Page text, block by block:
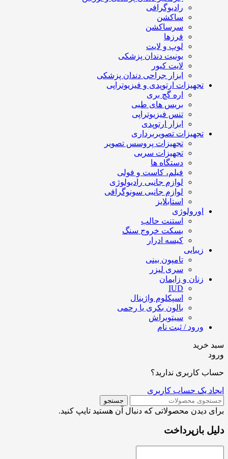
رادیوگرافی
ساکشن
سرساکشن
فرزها
لوپ و لایت
یونیت دندان پزشکی
لایت کیور
ابزار جراحی دندان پزشکی
تجهیزات ارتوپدی و فیزیوتراپی
اره گچ بری
بریس های طبی
تنس فیزیوتراپی
ابزار ارتوپدی
تجهیزات تصویربرداری
تجهیزات پروسس تصویر
تجهیزات سربی
دستگاه ها
فیلم، کاست و فولی
لوازم جانبی رادیولوژی
لوازم جانبی سونوگرافی
استابلایز
اورولوژی
استنت حالب
بسکت خروج سنگ
کیسه ادرار
زیبایی
تامپون بینی
سری لیزر
زنان و زایمان
IUD
اسپکلوم واژینال
بالون بکری یا رحمی
سیتوبراش
ورود / ثبت نام
سبد خرید
ورود
حساب کاربری ندارید؟
ایجاد یک حساب کاربری
جستجو
برای دیدن محصولاتی که دنبال آن هستید تایپ کنید.
دلیل بازپرداخت